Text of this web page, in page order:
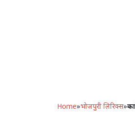
Home»भोजपुरी लिरिक्स»